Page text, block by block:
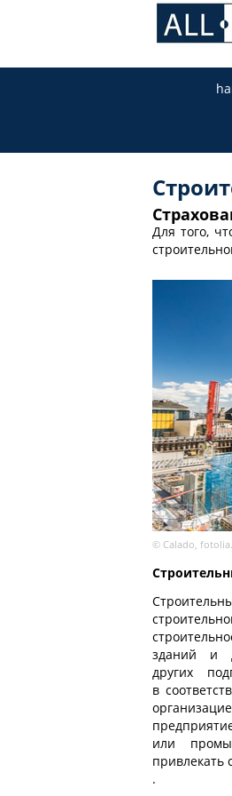
Для того,
© Calado,
зданий и
других
в
или
привлекать
.